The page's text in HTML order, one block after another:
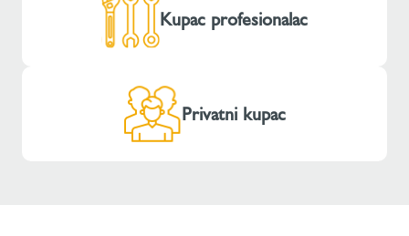
Kupac profesionalac
Privatni kupac